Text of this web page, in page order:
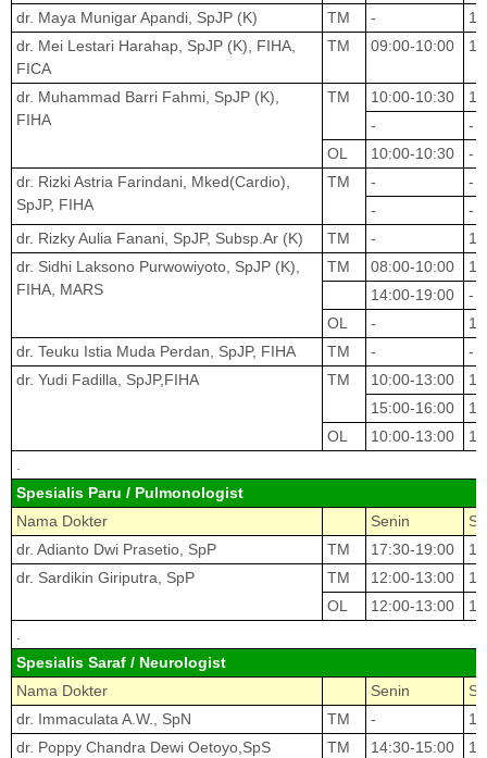
dr. Maya Munigar Apandi, SpJP (K)
TM -
dr. Mei Lestari Harahap, SpJP (K), FIHA,
FICA
TM 09:00-10:00
dr. Muhammad Barri Fahmi, SpJP (K),
FIHA
TM 10:00-10:30
-
-
OL
10:00-10:30
-
dr. Rizki Astria Farindani, Mked(Cardio),
SpJP, FIHA
TM -
-
-
-
dr. Rizky Aulia Fanani, SpJP, Subsp.Ar (K)
TM -
dr. Sidhi Laksono Purwowiyoto, SpJP (K),
FIHA, MARS
TM 08:00-10:00
14:00-19:00
-
OL
-
dr. Teuku Istia Muda Perdan, SpJP, FIHA
TM -
-
dr. Yudi Fadilla, SpJP,FIHA
TM 10:00-13:00
15:00-16:00
OL
10:00-13:00
.
Spesialis Paru / Pulmonologist
Nama Dokter
Senin
dr. Adianto Dwi Prasetio, SpP
TM 17:30-19:00
dr. Sardikin Giriputra, SpP
TM 12:00-13:00
OL
12:00-13:00
.
Spesialis Saraf / Neurologist
Nama Dokter
Senin
dr. Immaculata A.W., SpN
TM -
dr. Poppy Chandra Dewi Oetoyo,SpS
TM 14:30-15:00